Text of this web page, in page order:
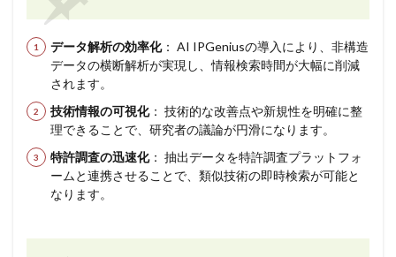
データ解析の効率化： AI IPGeniusの導入により、非構造
データの横断解析が実現し、情報検索時間が大幅に削減
されます。
技術情報の可視化： 技術的な改善点や新規性を明確に整
理できることで、研究者の議論が円滑になります。
特許調査の迅速化： 抽出データを特許調査プラットフォ
ームと連携させることで、類似技術の即時検索が可能と
なります。